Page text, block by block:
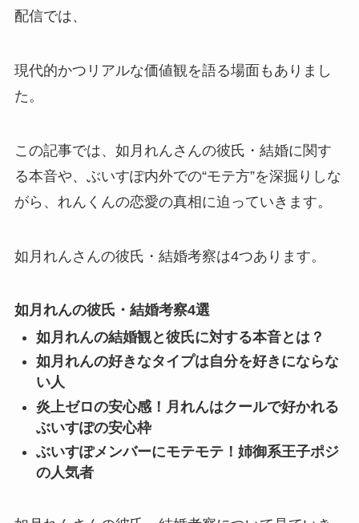
配信では、
現代的かつリアルな価値観を語る場面もありまし
た。
この記事では、如月れんさんの彼氏・結婚に関す
る本音や、ぶいすぽ内外での“モテ方”を深掘りしな
がら、れんくんの恋愛の真相に迫っていきます。
如月れんさんの彼氏・結婚考察は4つあります。
如月れんの彼氏・結婚考察4選
如月れんの結婚観と彼氏に対する本音とは？
如月れんの好きなタイプは自分を好きにならな
い人
炎上ゼロの安心感！月れんはクールで好かれる
ぶいすぽの安心枠
ぶいすぽメンバーにモテモテ！姉御系王子ポジ
の人気者